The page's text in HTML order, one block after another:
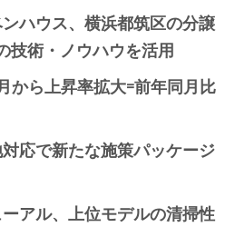
ハウス、横浜都筑区の分譲
技術・ノウハウを活用
から上昇率拡大=前年同月比
応で新たな施策パッケージ
アル、上位モデルの清掃性